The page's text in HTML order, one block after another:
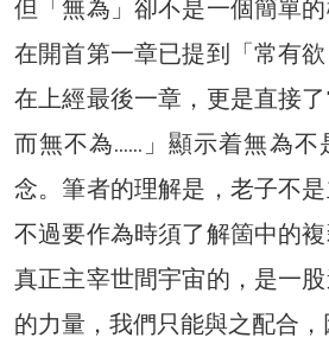
但「無為」卻不是一個簡單的
在開首第一章已提到「常有
在上經最後一章，更是直接
而無不為……」顯示着無為不
念。筆者的理解是，老子不
不過要作為時須了解箇中的
真正主宰世間宇宙的，是一
的力量，我們只能與之配合，